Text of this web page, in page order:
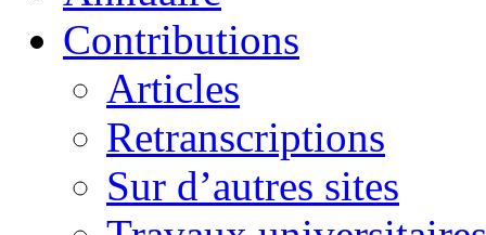
Contributions
Articles
Retranscriptions
Sur d’autres sites